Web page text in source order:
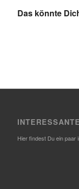
Das könnte
Hier findest Du ein paar